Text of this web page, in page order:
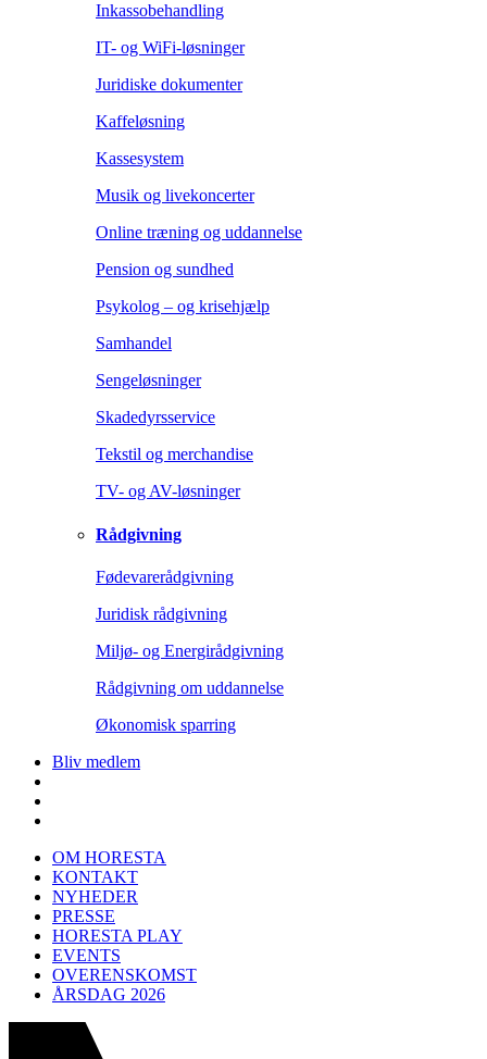
Inkassobehandling
IT- og WiFi-løsninger
Juridiske dokumenter
Kaffeløsning
Kassesystem
Musik og livekoncerter
Online træning og uddannelse
Pension og sundhed
Psykolog – og krisehjælp
Samhandel
Sengeløsninger
Skadedyrsservice
Tekstil og merchandise
TV- og AV-løsninger
Rådgivning
Fødevarerådgivning
Juridisk rådgivning
Miljø- og Energirådgivning
Rådgivning om uddannelse
Økonomisk sparring
Bliv medlem
OM HORESTA
KONTAKT
NYHEDER
PRESSE
HORESTA PLAY
EVENTS
OVERENSKOMST
ÅRSDAG 2026